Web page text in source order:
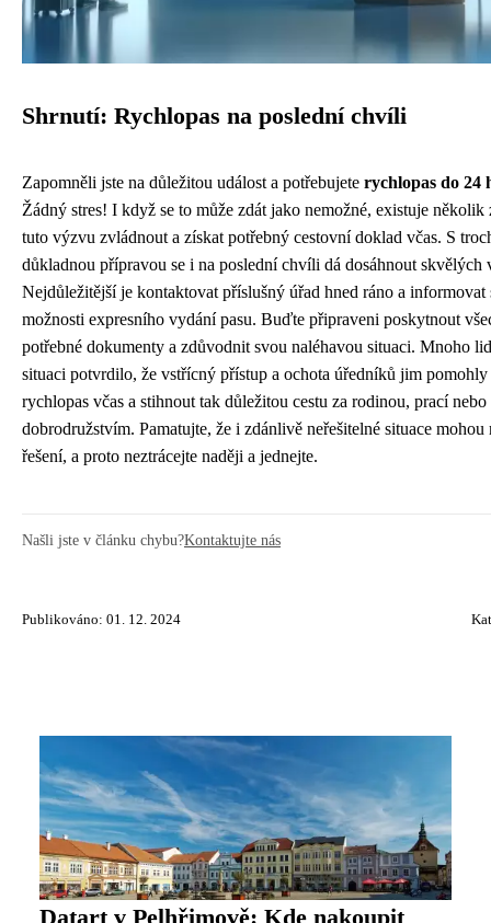
Shrnutí: Rychlopas na poslední chvíli
Zapomněli jste na důležitou událost a potřebujete rychlopas do 24
Žádný stres! I když se to může zdát jako nemožné, existuje několik
tuto výzvu zvládnout a získat potřebný cestovní doklad včas. S
důkladnou přípravou se i na poslední chvíli dá dosáhnout skvělých
Nejdůležitější je kontaktovat příslušný úřad hned ráno a informovat
možnosti expresního vydání pasu. Buďte připraveni poskytnout
potřebné dokumenty a zdůvodnit svou naléhavou situaci. Mnoho
situaci potvrdilo, že vstřícný přístup a ochota úředníků jim pomohly
rychlopas včas a stihnout tak důležitou cestu za rodinou, prací nebo
dobrodružstvím. Pamatujte, že i zdánlivě neřešitelné situace
řešení, a proto neztrácejte naději a jednejte.
Našli jste v článku chybu?Kontaktujte nás
Publikováno: 01. 12. 2024
Datart v Pelhřimově: Kde nakoupit